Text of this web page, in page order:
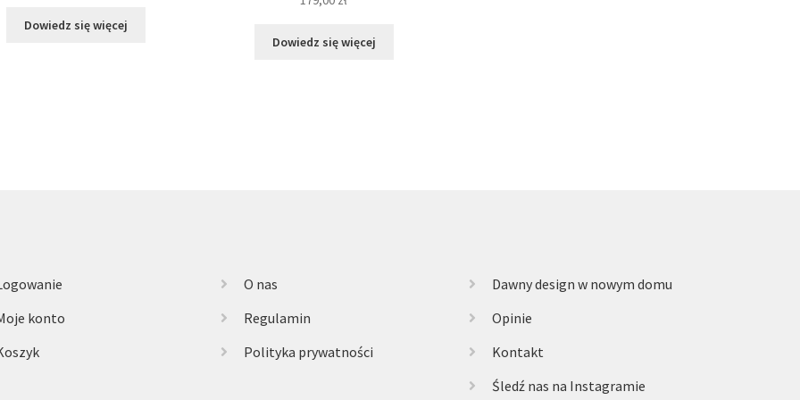
Dowiedz się więcej
Dowiedz się więcej
konto
O nas
Regulamin
Polityka prywatności
Dawny design w nowym domu
Opinie
Kontakt
Śledź nas na Instagramie